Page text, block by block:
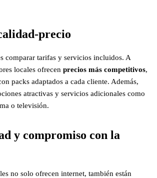
precio
comparar tarifas y servicios incluidos. A
locales ofrecen precios más competitivos,
packs adaptados a cada cliente. Además,
atractivas y servicios adicionales como
o televisión.
y compromiso con la
no solo ofrecen internet, también están